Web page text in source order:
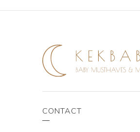
CONTACT